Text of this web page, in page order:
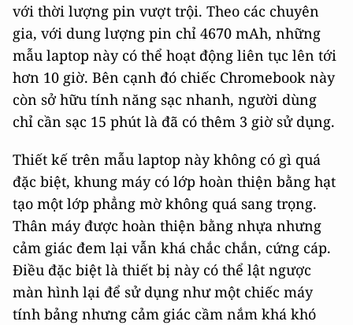
với thời lượng pin vượt trội. Theo các chuyên
gia, với dung lượng pin chỉ 4670 mAh, những
mẫu laptop này có thể hoạt động liên tục lên tới
hơn 10 giờ. Bên cạnh đó chiếc Chromebook này
còn sở hữu tính năng sạc nhanh, người dùng
chỉ cần sạc 15 phút là đã có thêm 3 giờ sử dụng.
Thiết kế trên mẫu laptop này không có gì quá
đặc biệt, khung máy có lớp hoàn thiện bằng hạt
tạo một lớp phẳng mờ không quá sang trọng.
Thân máy được hoàn thiện bằng nhựa nhưng
cảm giác đem lại vẫn khá chắc chắn, cứng cáp.
Điều đặc biệt là thiết bị này có thể lật ngược
màn hình lại để sử dụng như một chiếc máy
tính bảng nhưng cảm giác cầm nắm khá khó